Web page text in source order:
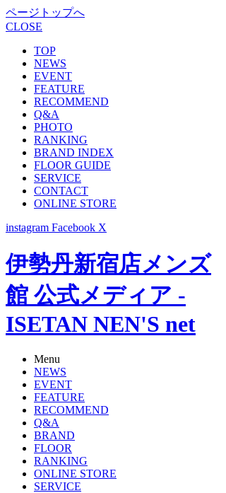
ページトップへ
CLOSE
TOP
NEWS
EVENT
FEATURE
RECOMMEND
Q&A
PHOTO
RANKING
BRAND INDEX
FLOOR GUIDE
SERVICE
CONTACT
ONLINE STORE
instagram Facebook X
伊勢丹新宿店メンズ
館 公式メディア -
ISETAN NEN'S net
Menu
NEWS
EVENT
FEATURE
RECOMMEND
Q&A
BRAND
FLOOR
RANKING
ONLINE STORE
SERVICE